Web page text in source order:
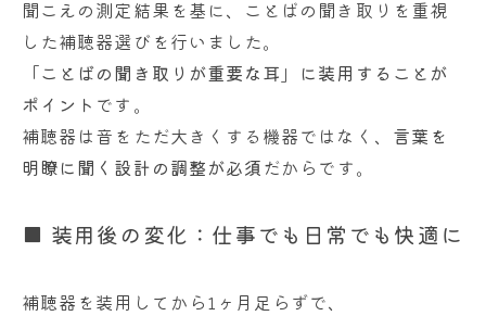
聞こえの測定結果を基に、ことばの聞き取りを重視
した補聴器選びを行いました。
「ことばの聞き取りが重要な耳」に装用することが
ポイント です。
補聴器は音をただ大きくする機器ではなく、 言葉を
明瞭に聞く設計の調整が必須だからです。
■ 装用後の変化：仕事でも日常でも快適に
補聴器を装用してから1ヶ月足らずで、